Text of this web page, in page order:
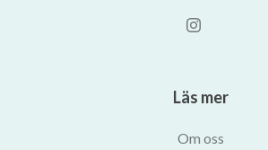
Läs mer
Om oss